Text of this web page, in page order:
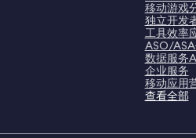
移动游戏
独立开发
工具效率
ASO/
数据服务
企业服务
移动应用
查看全部